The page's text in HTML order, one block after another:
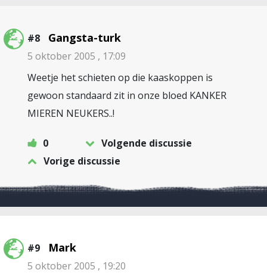
#8 Gangsta-turk
5 oktober 2005 , 17:09
Weetje het schieten op die kaaskoppen is
gewoon standaard zit in onze bloed KANKER
MIEREN NEUKERS..!
0
Volgende discussie
Vorige discussie
#9 Mark
5 oktober 2005 , 19:20